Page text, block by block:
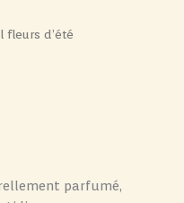
fleurs d’été
parfumé,